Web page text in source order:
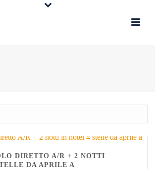
DIRETTO A/R + 2 NOTTI
DA APRILE A